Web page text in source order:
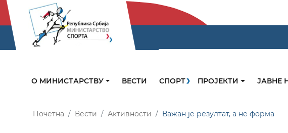
О МИНИСТАРСТВУ ВЕСТИ СПОРТ ПРОЈЕКТИ ЈАВНЕ
Почетна Вести Активности Важан је резултат, а не форма